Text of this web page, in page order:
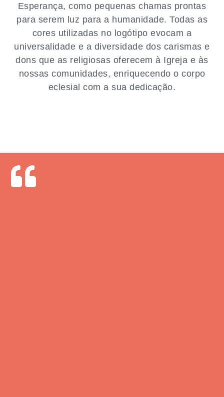
Esperança, como pequenas chamas prontas
para serem luz para a humanidade. Todas as
cores utilizadas no logótipo evocam a
universalidade e a diversidade dos carismas e
dons que as religiosas oferecem à Igreja e às
nossas comunidades, enriquecendo o corpo
eclesial com a sua dedicação.